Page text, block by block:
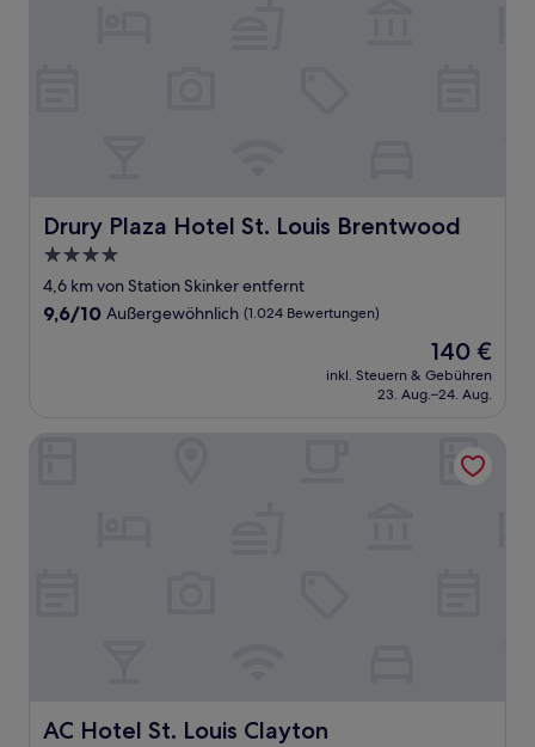
Drury Plaza Hotel St. Louis Brentwood
Drury Plaza Hotel St. Louis Brentwood
4.0-
Sterne-
Unterkunft
4,6 km von Station Skinker entfernt
9.6
9,6/10 Außergewöhnlich (1.024 Bewertungen)
Der
Preis
beträgt
140 €
inkl. Steuern & Gebühren
23. Aug.–24. Aug.
AC Hotel St. Louis Clayton
AC Hotel St. Louis Clayton